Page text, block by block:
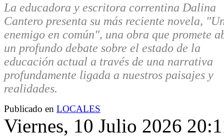
La educadora y escritora correntina Dalina
Cantero presenta su más reciente novela,
enemigo en común", una obra que promete
un profundo debate sobre el estado de la
educación actual a través de una narrativa
profundamente ligada a nuestros paisajes y
realidades.
Publicado en LOCALES
Viernes, 10 Julio 2026